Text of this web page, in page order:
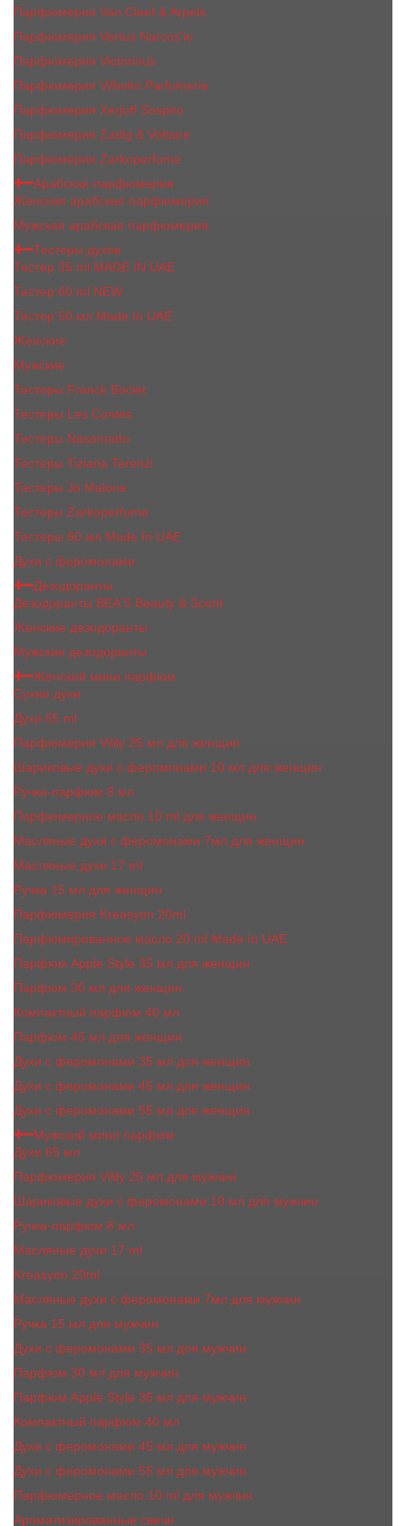
Парфюмерия Van Cleef & Arpels
Парфюмерия Vertus Narcos'is
Парфюмерия Victorious
Парфюмерия Vilhelm Parfumerie
Парфюмерия Xerjoff Sospiro
Парфюмерия Zadig & Voltaire
Парфюмерия Zarkoperfume
Арабская парфюмерия
Женская арабская парфюмерия
Мужская арабская парфюмерия
Тестеры духов
Тестер 35 ml MADE IN UAE
Тестер 60 ml NEW
Тестер 50 мл Made In UAE
Женские
Мужские
Тестеры Franck Boclet
Тестеры Les Contes
Тестеры Nasomatto
Тестеры Tiziana Terenzi
Тестеры Jо Malоnе
Тестеры Zarkoperfume
Тестеры 60 мл Made In UAE
Духи с феромонами
Дезодоранты
Дезодоранты BEA'S Beauty & Scent
Женские дезодоранты
Мужские дезодоранты
Женский мини парфюм
Сухие духи
Духи 65 ml
Парфюмерия Vilily 25 мл для женщин
Шариковые духи с феромонами 10 мл для женщин
Ручка-парфюм 8 мл
Парфюмерное масло 10 ml для женщин
Масляные духи c феромонами 7мл для женщин
Масляные духи 17 ml
Ручка 15 мл для женщин
Парфюмерия Kreasyon 20ml
Парфюмированное масло 20 ml Made In UAE
Парфюм Apple Style 35 мл для женщин
Парфюм 30 мл для женщин
Компактный парфюм 40 мл
Парфюм 45 мл для женщин
Духи с феромонами 35 мл для женщин
Духи с феромонами 45 мл для женщин
Духи с феромонами 55 мл для женщин
Мужской мини парфюм
Духи 65 мл
Парфюмерия Vilily 25 мл для мужчин
Шариковые духи с феромонами 10 мл для мужчин
Ручка-парфюм 8 мл
Масляные духи 17 ml
Kreasyon 20ml
Масляные духи c феромонами 7мл для мужчин
Ручка 15 мл для мужчин
Духи с феромонами 35 мл для мужчин
Парфюм 30 мл для мужчин
Парфюм Apple Style 35 мл для мужчин
Компактный парфюм 40 мл
Духи с феромонами 45 мл для мужчин
Духи с феромонами 55 мл для мужчин
Парфюмерное масло 10 ml для мужчин
Ароматизированные свечи